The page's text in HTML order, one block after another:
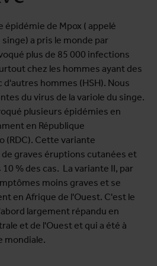
épidémie de Mpox ( appelé
a pris le monde par
plus de 85 000 infections
chez les hommes ayant des
d'autres hommes (HSH). Nous
du virus de la variole du singe.
plusieurs épidémies en
en République
(RDC). Cette variante
graves éruptions cutanées et
% des cas. La variante II, par
moins graves et se
en Afrique de l'Ouest. C'est le
largement répandu en
et de l'Ouest et qui a été à
mondiale.